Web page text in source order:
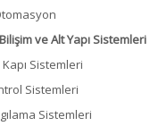
ve Alt Yapı Sistemleri
Sistemleri
Sistemleri
Sistemleri